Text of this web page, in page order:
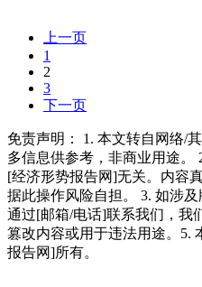
上一页
1
2
3
下一页
免责声明： 1. 本文转自网络/
多信息供参考，非商业用途。
[经济形势报告网]无关。内容
据此操作风险自担。 3. 如涉
通过[邮箱/电话]联系我们，我
篡改内容或用于违法用途。5.
报告网]所有。